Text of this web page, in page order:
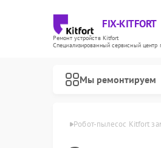
FIX-KITFORT
Ремонт устройств Kitfort
Специализированный cервисный центр
Мы ремонтируем
в Чебоксарах Робот-пылесос Kitfort